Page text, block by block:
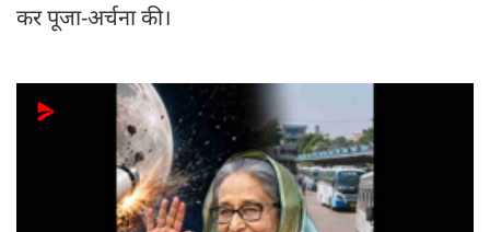
कर पूजा-अर्चना की।